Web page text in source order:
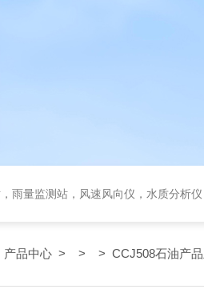
雨量监测站，风速风向仪，水质分析
产品中心 > > > CCJ508石油产品